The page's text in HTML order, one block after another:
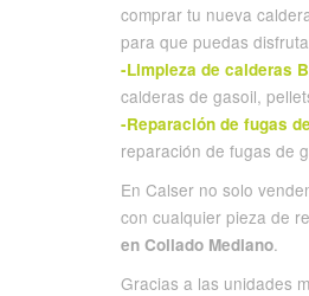
comprar tu nueva
para que puedas
-Limpieza de calderas
calderas de gasoil,
-Reparación de fugas
reparación de fugas de
En Calser no solo
con cualquier pieza de
en Collado Mediano.
Gracias a las unidades